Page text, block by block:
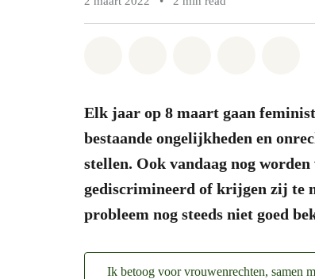
Elk jaar op 8 maart gaan
bestaande ongelijkheden en
stellen. Ook vandaag nog
gediscrimineerd of krijgen zij te
probleem nog steeds niet goed
Ik betoog voor vrouwenrechten, samen